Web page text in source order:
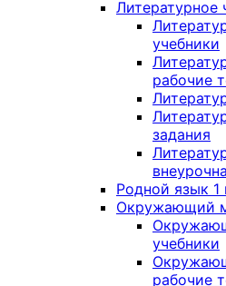
Литературное
учебники
рабочие
задания
Родной язык 1
Окружающий
учебники
рабочие